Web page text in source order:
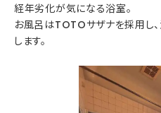
経年劣化が気になる浴室。
お風呂はTOTOサザナを採用し
します。